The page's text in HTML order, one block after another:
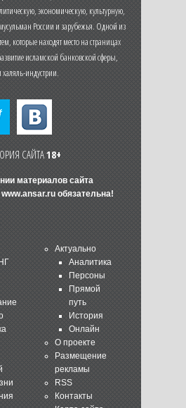
экономическую, культурную,
России и зарубежья. Одной из
которые находят место на страницах
исламской банковской сферы,
индустрии.
САЙТА18+
материалов сайта
www.ansar.ruобязательна!
Актуально
Аналитика
Персоны
Прямой
путь
История
Онлайн
О проекте
Размещение
рекламы
RSS
Контакты